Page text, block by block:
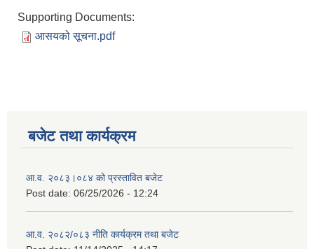
Supporting Documents:
आसयको सूचना.pdf
बजेट तथा कार्यक्रम
आ.व. २०८३।०८४ को प्रस्तावित बजेट
Post date: 06/25/2026 - 12:24
आ.व. २०८२/०८३ नीति कार्यक्रम तथा बजेट